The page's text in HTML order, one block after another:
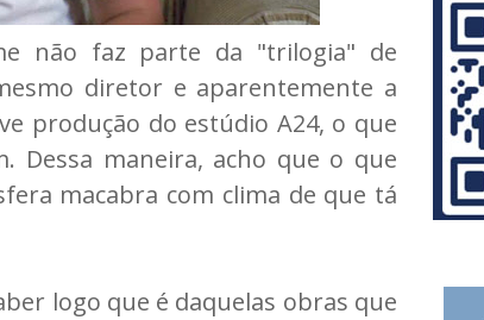
não faz parte da "trilogia" de
diretor e aparentemente a
produção do estúdio A24, o que
Dessa maneira, acho que o que
macabra com clima de que tá
logo que é daquelas obras que